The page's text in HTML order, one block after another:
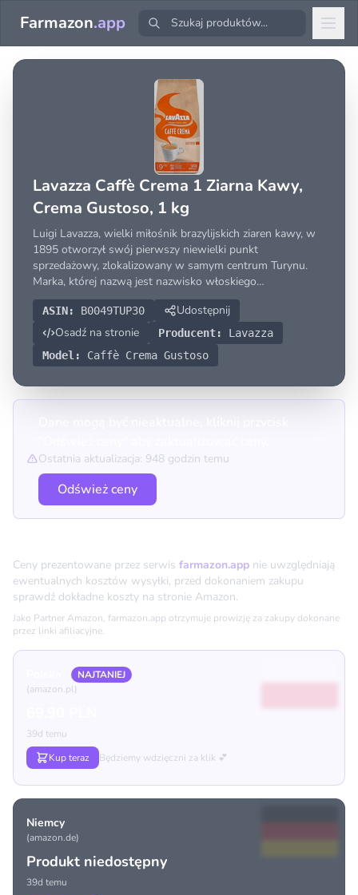
Farmazon.app
Lavazza Caffè Crema 1 Ziarna Kawy,
Crema Gustoso, 1 kg
Luigi Lavazza, wielki miłośnik brazylijskich ziaren kawy, w
1895 otworzył swój pierwszy niewielki punkt
sprzedażowy, zlokalizowany w samym centrum Turynu.
Marka, której nazwą jest nazwisko włoskiego
przedsiębiorcy, w kolejnych dziesięcioleciach
wypracowywała swoją olbrzymią, międzynarodową
renomę. Dopełnieniem szeregu
ASIN: B0049TUP30
Udostępnij
Osadź na stronie
Producent:
Lavazza
Model:
Caffè Crema Gustoso
Ostatnia aktualizacja: 948 godzin temu
Odśwież ceny
Ceny prezentowane przez serwis farmazon.app nie uwzględniają
ewentualnych kosztów wysyłki, przed dokonaniem zakupu
sprawdź dokładne koszty na stronie Amazon.
Jako Partner Amazon, farmazon.app otrzymuje prowizję za zakupy dokonane
przez linki afiliacyjne.
NAJTANIEJ
(amazon.pl)
39d temu
Kup teraz
Będziemy wdzięczni za klik 💕
Niemcy
(amazon.de)
Produkt niedostępny
39d temu